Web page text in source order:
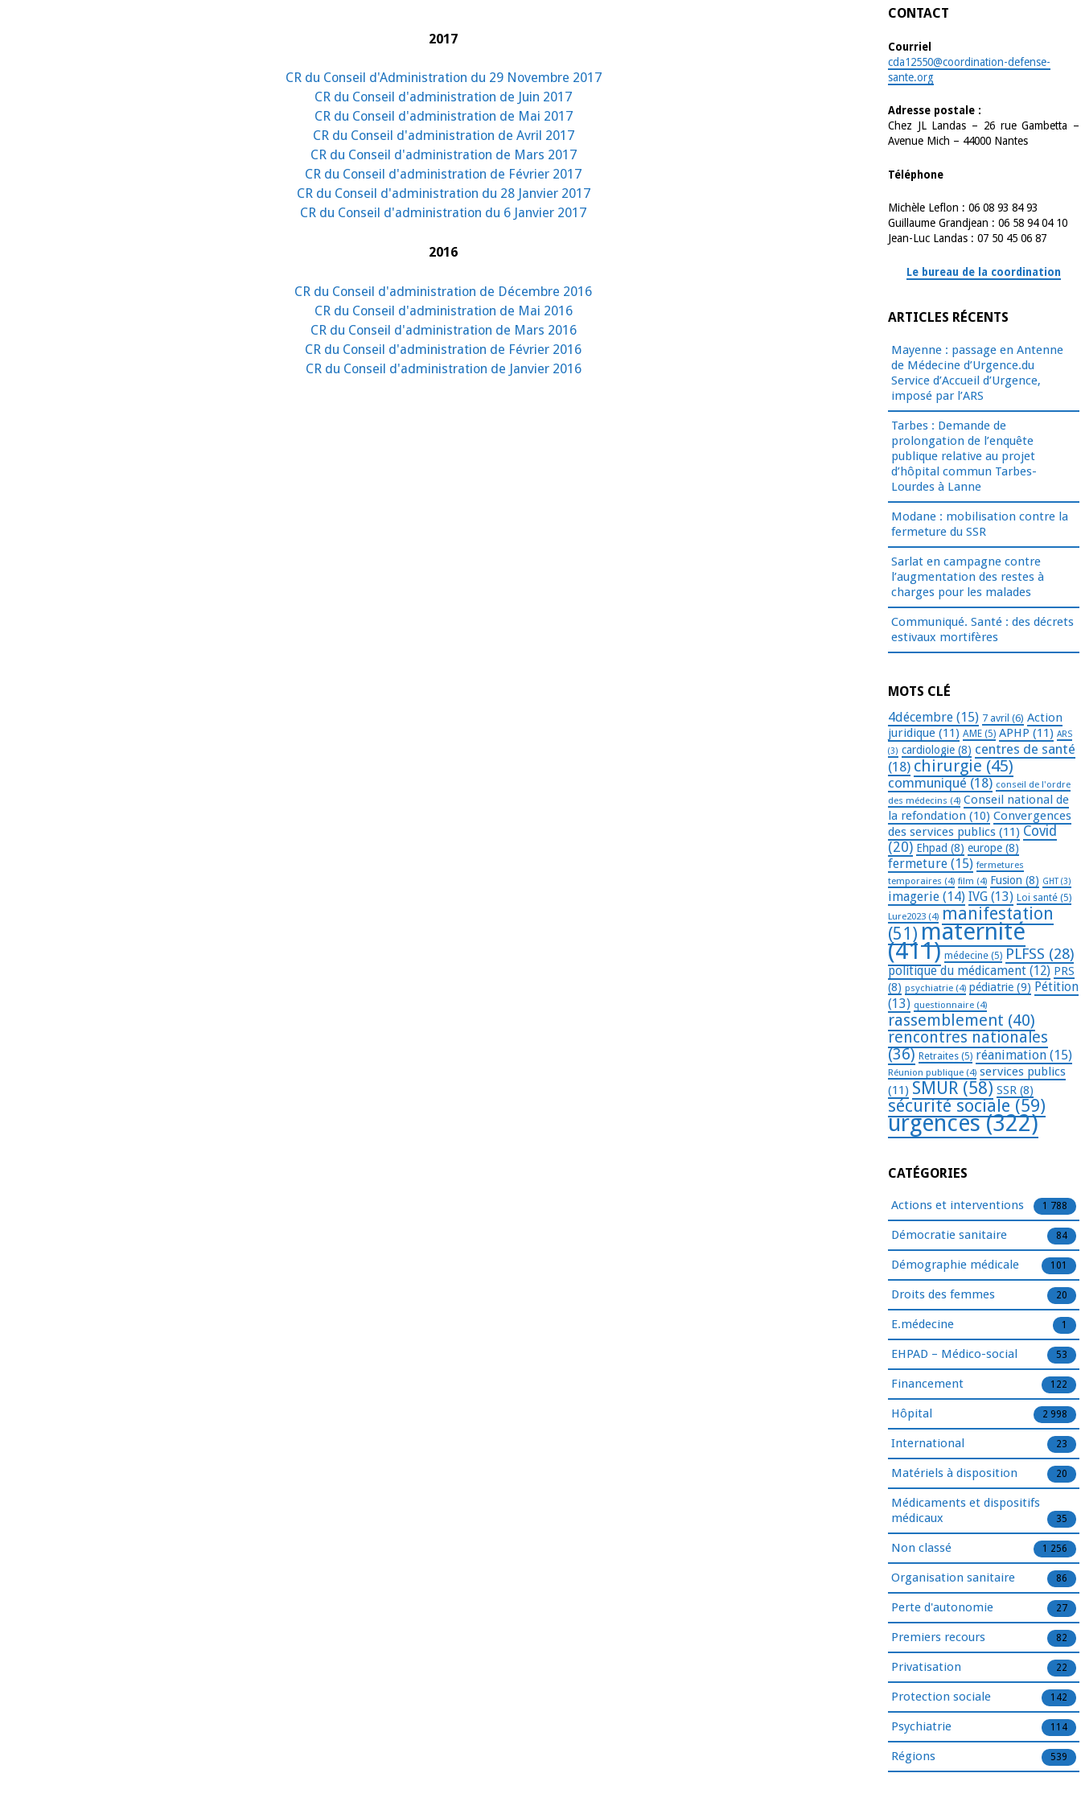
2017
CR du Conseil d'Administration du 29 Novembre 2017
CR du Conseil d'administration de Juin 2017
CR du Conseil d'administration de Mai 2017
CR du Conseil d'administration de Avril 2017
CR du Conseil d'administration de Mars 2017
CR du Conseil d'administration de Février 2017
CR du Conseil d'administration du 28 Janvier 2017
CR du Conseil d'administration du 6 Janvier 2017
2016
CR du Conseil d'administration de Décembre 2016
CR du Conseil d'administration de Mai 2016
CR du Conseil d'administration de Mars 2016
CR du Conseil d'administration de Février 2016
CR du Conseil d'administration de Janvier 2016
CONTACT
Courriel
cda12550@coordination-defense-
sante.org
Adresse postale :
Chez JL Landas – 26 rue Gambetta –
Avenue Mich – 44000 Nantes
Téléphone
Michèle Leflon : 06 08 93 84 93
Guillaume Grandjean : 06 58 94 04 10
Jean-Luc Landas : 07 50 45 06 87
Le bureau de la coordination
ARTICLES RÉCENTS
Mayenne : passage en Antenne
de Médecine d’Urgence.du
Service d’Accueil d’Urgence,
imposé par l’ARS
Tarbes : Demande de
prolongation de l’enquête
publique relative au projet
d’hôpital commun Tarbes-
Lourdes à Lanne
Modane : mobilisation contre la
fermeture du SSR
Sarlat en campagne contre
l’augmentation des restes à
charges pour les malades
Communiqué. Santé : des décrets
estivaux mortifères
MOTS CLÉ
4décembre (15) 7 avril (6) Action
juridique (11) AME (5) APHP (11) ARS
(3) cardiologie (8) centres de santé
(18) chirurgie (45)
communiqué (18) conseil de l'ordre
des médecins (4) Conseil national de
la refondation (10) Convergences
des services publics (11) Covid
(20) Ehpad (8) europe (8)
fermeture (15) fermetures
temporaires (4) film (4) Fusion (8) GHT(3)
imagerie (14) IVG (13) Loi santé (5)
Lure2023 (4) manifestation
(51) maternité
(411) médecine (5) PLFSS (28)
politique du médicament (12) PRS
(8) psychiatrie (4) pédiatrie (9) Pétition
(13) questionnaire (4)
rassemblement (40)
rencontres nationales
(36) Retraites (5) réanimation (15)
Réunion publique (4) services publics
(11) SMUR (58) SSR (8)
sécurité sociale (59)
urgences(322)
CATÉGORIES
Actions et interventions 1 788
Démocratie sanitaire 84
Démographie médicale 101
Droits des femmes 20
E.médecine 1
EHPAD – Médico-social 53
Financement 122
Hôpital 2 998
International 23
Matériels à disposition 20
Médicaments et dispositifs
médicaux
35
Non classé 1 256
Organisation sanitaire 86
Perte d'autonomie 27
Premiers recours 82
Privatisation 22
Protection sociale 142
Psychiatrie 114
Régions 539